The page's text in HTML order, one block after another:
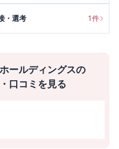
・選考 1件
ールディングスの
口コミを見る